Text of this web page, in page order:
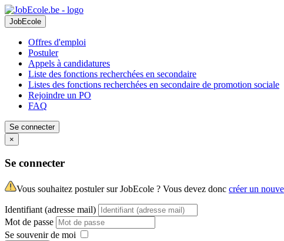
JobEcole
Offres d'emploi
Postuler
Appels à candidatures
Liste des fonctions recherchées en secondaire
Listes des fonctions recherchées en secondaire de promotion sociale
Rejoindre un PO
FAQ
Se connecter
×
Se connecter
Vous souhaitez postuler sur JobEcole ? Vous devez donc créer un
Identifiant (adresse mail)
Mot de passe
Se souvenir de moi